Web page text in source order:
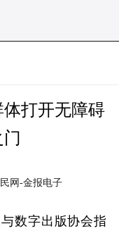
打开无障碍
网-金报电子
数字出版协会指